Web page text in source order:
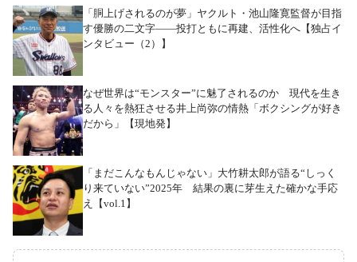
「胴上げされるのが夢」ヤクルト・池山隆寛監督が目指
す優勝の二文字――投打ともに再建、活性化へ【独占イ
ンタビュー（2）】
なぜ世界は“モンスター”に魅了されるのか 現代を生き
る人々を熱狂させる井上尚弥の情熱「ボクシングが好き
だから」【現地発】
「まだこんなもんじゃない」大竹耕太郎が語る“しっく
り来ていない”2025年 結果の裏に芽生えた確かな手応
え【vol.1】